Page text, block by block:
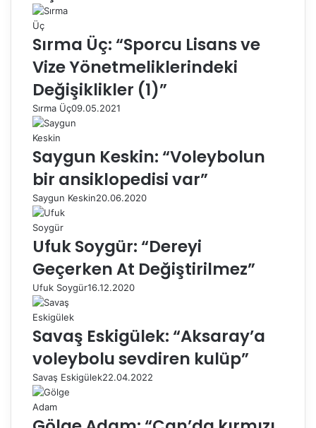
Sırma Üç: “Sporcu Lisans ve
Vize Yönetmeliklerindeki
Değişiklikler (1)”
Sırma Üç09.05.2021
Saygun Keskin: “Voleybolun
bir ansiklopedisi var”
Saygun Keskin20.06.2020
Ufuk Soygür: “Dereyi
Geçerken At Değiştirilmez”
Ufuk Soygür16.12.2020
Savaş Eskigülek: “Aksaray’a
voleybolu sevdiren kulüp”
Savaş Eskigülek22.04.2022